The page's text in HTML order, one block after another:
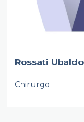
Rossati Ubaldo
Chirurgo